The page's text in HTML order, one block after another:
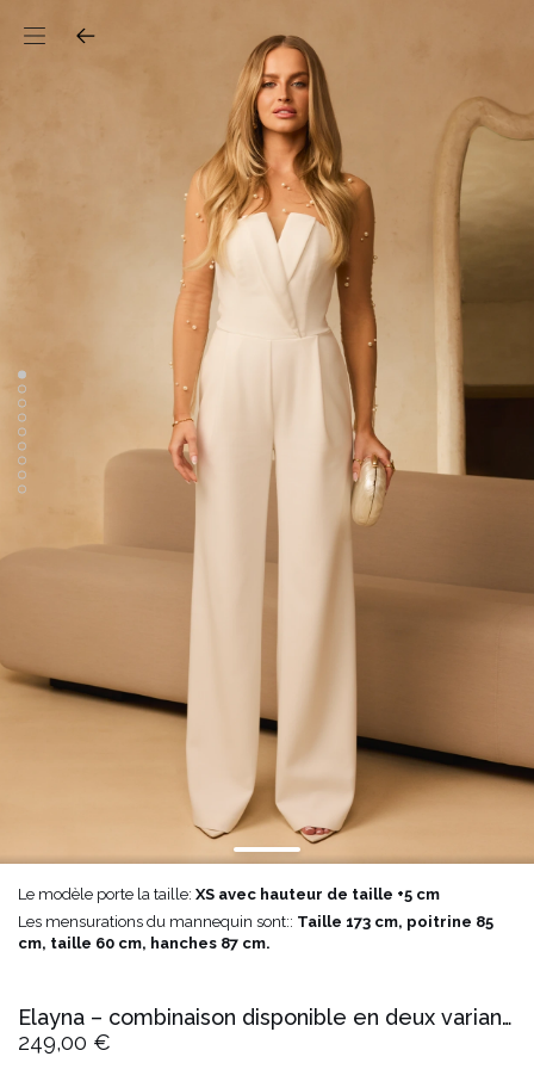
Elayna – combinaison disponible en deux variantes selon la taille
249,00 €
Le modèle porte la taille: XS avec hauteur de taille +5 cm
Les mensurations du mannequin sont:: Taille 173 cm, poitrine 85
cm, taille 60 cm, hanches 87 cm.